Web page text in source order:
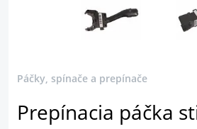
Páčky, spínače a prepínače
Prepínacia páčka